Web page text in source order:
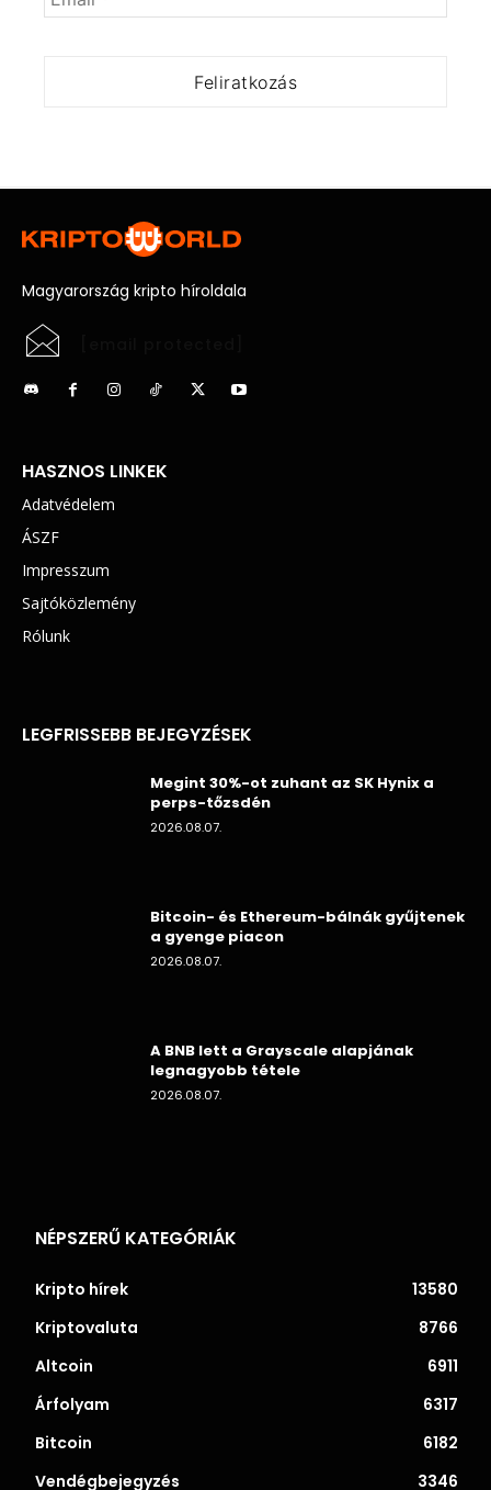
Magyarország kripto híroldala
HASZNOS LINKEK
Adatvédelem
ÁSZF
Impresszum
Sajtóközlemény
Rólunk
LEGFRISSEBB BEJEGYZÉSEK
Megint 30%-ot zuhant az SK Hynix a
perps-tőzsdén
2026.08.07.
Bitcoin- és Ethereum-bálnák gyűjtenek
a gyenge piacon
2026.08.07.
A BNB lett a Grayscale alapjának
legnagyobb tétele
2026.08.07.
NÉPSZERŰ KATEGÓRIÁK
Kripto hírek
13580
Kriptovaluta
8766
Altcoin
6911
Árfolyam
6317
Bitcoin
6182
Vendégbejegyzés
3346